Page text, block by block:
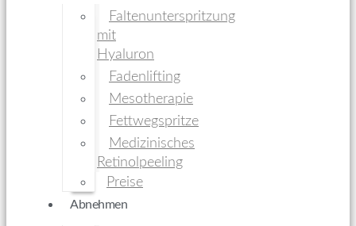
Faltenunterspritzung
mit
Hyaluron
Fadenlifting
Mesotherapie
Fettwegspritze
Medizinisches
Retinolpeeling
Preise
Abnehmen